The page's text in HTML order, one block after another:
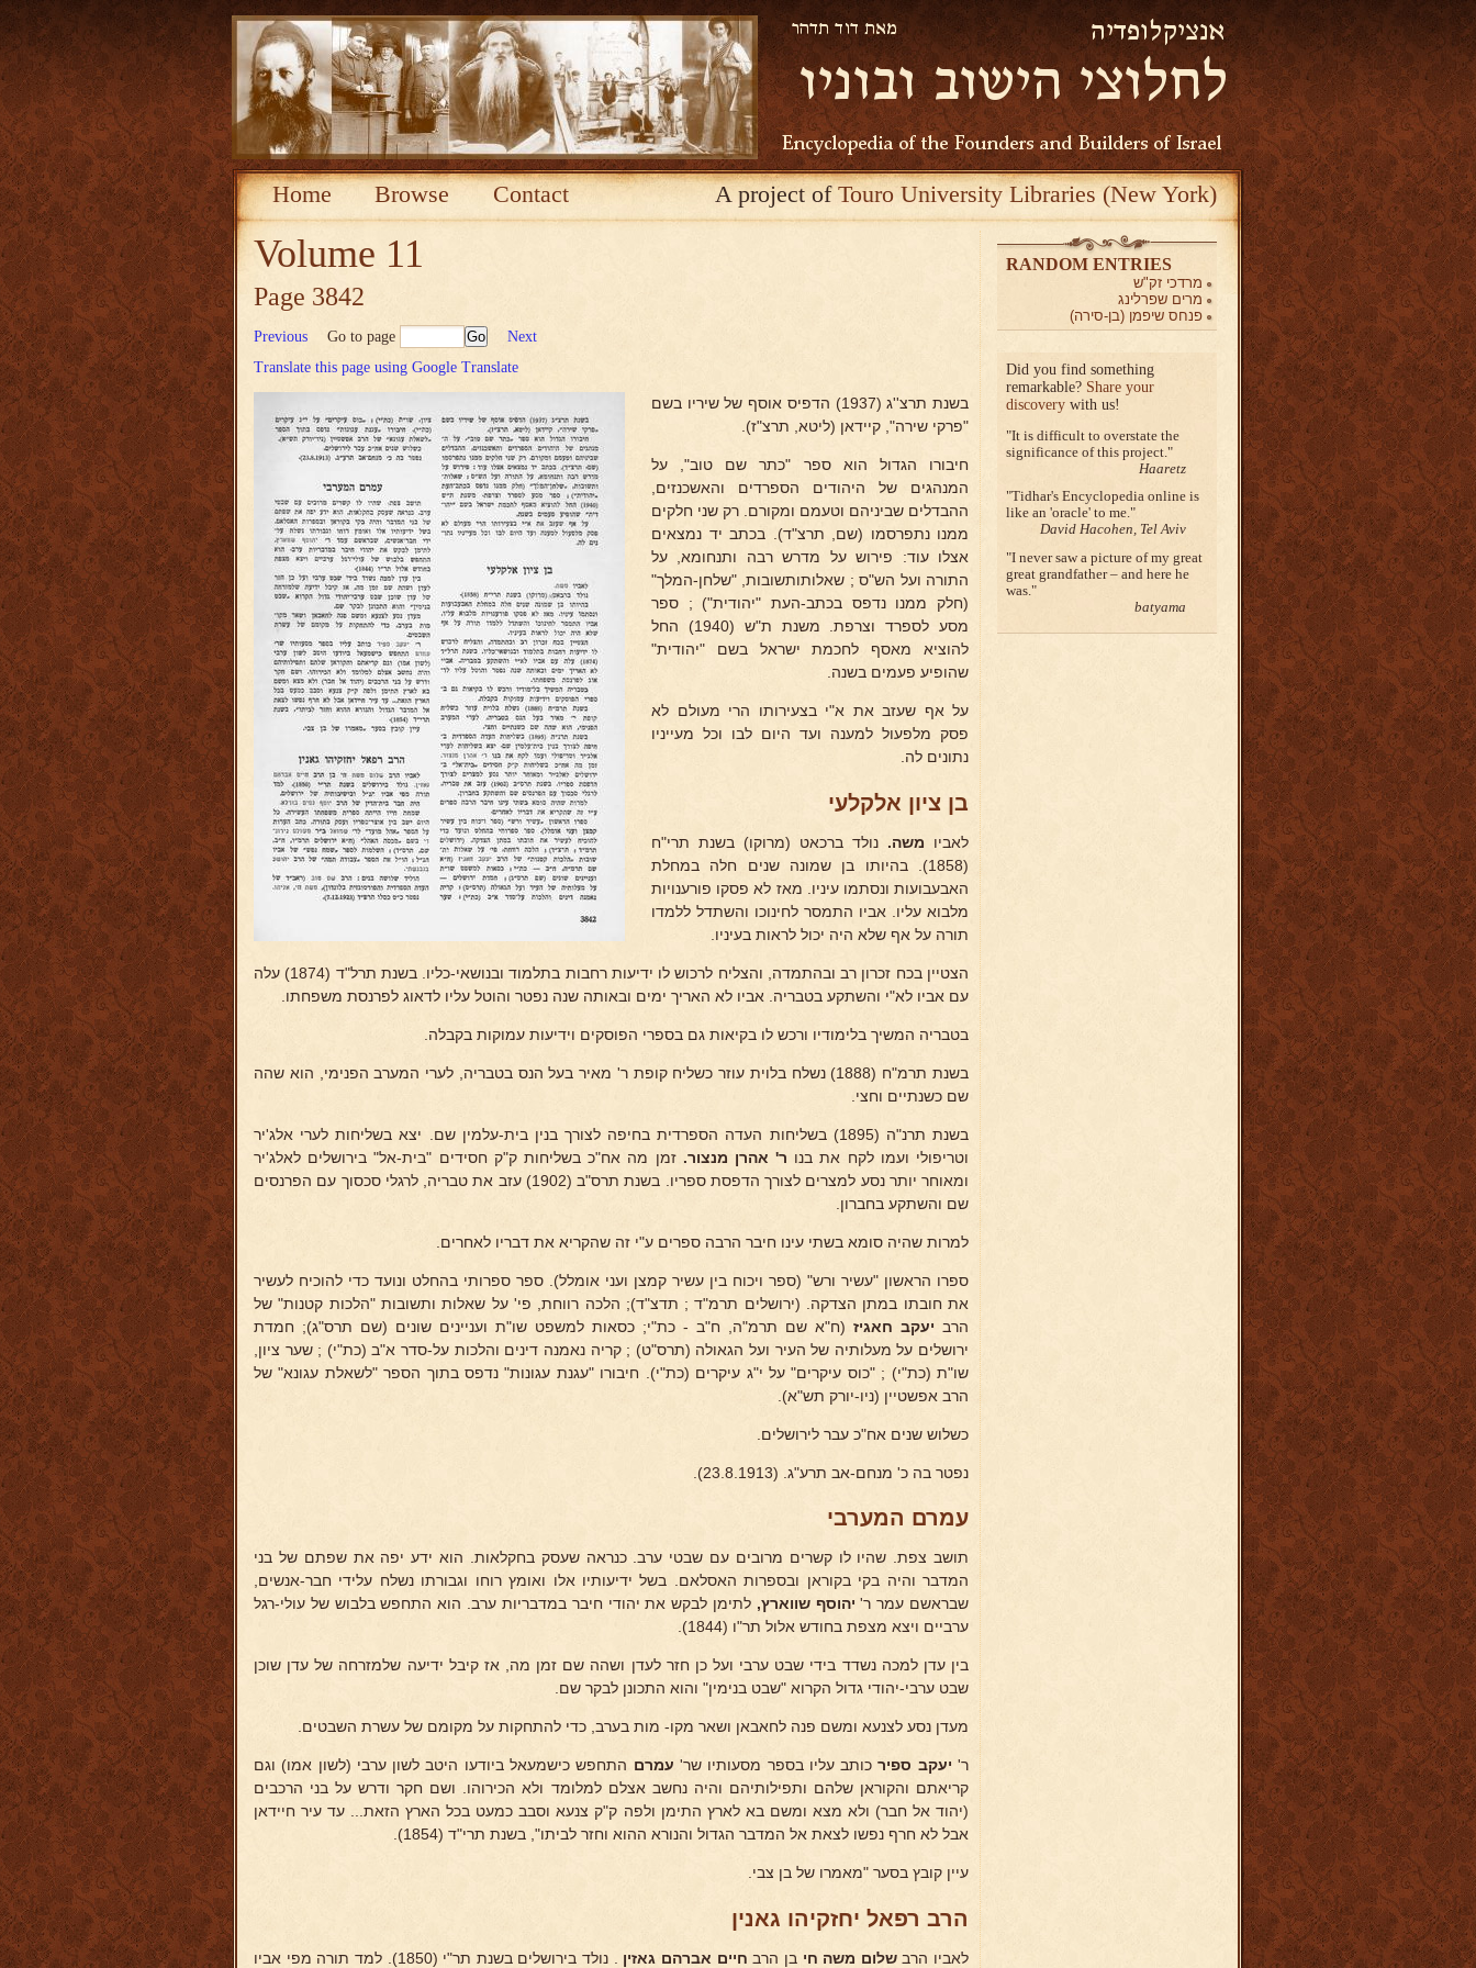
Home Browse Contact A project ofTouro University Libraries (New York)
Volume 11
Page 3842
Previous Go to page
Next
Translate this page using Google Translate
בשנת תרצ''ג (1937) הדפיס אוסף של שיריו בשם
"פרקי שירה", קיידאן (ליטא, תרצ"ז).
חיבורו הגדול הוא ספר "כתר שם טוב", על
המנהגים של היהודים הספרדים והאשכנזים,
ההבדלים שביניהם וטעמם ומקורם. רק שני חלקים
ממנו נתפרסמו (שם, תרצ"ד). בכתב יד נמצאים
אצלו עוד: פירוש על מדרש רבה ותנחומא, על
התורה ועל הש"ס ; שאלותותשובות, "שלחן-המלך"
(חלק ממנו נדפס בכתב-העת "יהודית") ; ספר
מסע לספרד וצרפת. משנת ת"ש (1940) החל
להוציא מאסף לחכמת ישראל בשם "יהודית"
שהופיע פעמים בשנה.
על אף שעזב את א"י בצעירותו הרי מעולם לא
פסק מלפעול למענה ועד היום לבו וכל מעייניו
נתונים לה.
בן ציון אלקלעי
לאביו משה. נולד ברכאט (מרוקו) בשנת תרי"ח
(1858). בהיותו בן שמונה שנים חלה במחלת
האבעבועות ונסתמו עיניו. מאז לא פסקו פורענויות
מלבוא עליו. אביו התמסר לחינוכו והשתדל ללמדו
תורה על אף שלא היה יכול לראות בעיניו.
הצטיין בכח זכרון רב ובהתמדה, והצליח לרכוש לו ידיעות רחבות בתלמוד ובנושאי-כליו. בשנת תרל"ד (1874) עלה
עם אביו לא"י והשתקע בטבריה. אביו לא האריך ימים ובאותה שנה נפטר והוטל עליו לדאוג לפרנסת משפחתו.
בטבריה המשיך בלימודיו ורכש לו בקיאות גם בספרי הפוסקים וידיעות עמוקות בקבלה.
בשנת תרמ"ח (1888) נשלח בלוית עוזר כשליח קופת ר' מאיר בעל הנס בטבריה, לערי המערב הפנימי, הוא שהה
שם כשנתיים וחצי.
בשנת תרנ"ה (1895) בשליחות העדה הספרדית בחיפה לצורך בנין בית-עלמין שם. יצא בשליחות לערי אלג'יר
וטריפולי ועמו לקח את בנו ר' אהרן מנצור. זמן מה אח"כ בשליחות ק"ק חסידים "בית-אל" בירושלים לאלג'יר
ומאוחר יותר נסע למצרים לצורך הדפסת ספריו. בשנת תרס"ב (1902) עזב את טבריה, לרגלי סכסוך עם הפרנסים
שם והשתקע בחברון.
למרות שהיה סומא בשתי עינו חיבר הרבה ספרים ע"י זה שהקריא את דבריו לאחרים.
ספרו הראשון "עשיר ורש" (ספר ויכוח בין עשיר קמצן ועני אומלל). ספר ספרותי בהחלט ונועד כדי להוכיח לעשיר
את חובתו במתן הצדקה. (ירושלים תרמ"ד ; תדצ"ד); הלכה רווחת, פי' על שאלות ותשובות "הלכות קטנות" של
הרב יעקב חאגיז (ח"א שם תרמ"ה, ח"ב - כת"י; כסאות למשפט שו"ת ועניינים שונים (שם תרס"ג); חמדת
ירושלים על מעלותיה של העיר ועל הגאולה (תרס"ט) ; קריה נאמנה דינים והלכות על-סדר א"ב (כת"י) ; שער ציון,
שו"ת (כת"י) ; "כוס עיקרים" על י"ג עיקרים (כת"י). חיבורו "עגנת עגונות" נדפס בתוך הספר "לשאלת עגונא" של
הרב אפשטיין (ניו-יורק תש"א).
כשלוש שנים אח"כ עבר לירושלים.
נפטר בה כ' מנחם-אב תרע"ג. (23.8.1913).
עמרם המערבי
תושב צפת. שהיו לו קשרים מרובים עם שבטי ערב. כנראה שעסק בחקלאות. הוא ידע יפה את שפתם של בני
המדבר והיה בקי בקוראן ובספרות האסלאם. בשל ידיעותיו אלו ואומץ רוחו וגבורתו נשלח עלידי חבר-אנשים,
שבראשם עמר ר'יהוסף שווארץ, לתימן לבקש את יהודי חיבר במדבריות ערב. הוא התחפש בלבוש של עולי-רגל
ערביים ויצא מצפת בחודש אלול תר"ו (1844).
בין עדן למכה נשדד בידי שבט ערבי ועל כן חזר לעדן ושהה שם זמן מה, אז קיבל ידיעה שלמזרחה של עדן שוכן
שבט ערבי-יהודי גדול הקרוא "שבט בנימין" והוא התכונן לבקר שם.
מעדן נסע לצנעא ומשם פנה לחאבאן ושאר מקו- מות בערב, כדי להתחקות על מקומם של עשרת השבטים.
ר' יעקב ספירכותב עליו בספר מסעותיו שר' עמרם התחפש כישמעאל ביודעו היטב לשון ערבי (לשון אמו) וגם
קריאתם והקוראן שלהם ותפילותיהם והיה נחשב אצלם למלומד ולא הכירוהו. ושם חקר ודרש על בני הרכבים
(יהוד אל חבר) ולא מצא ומשם בא לארץ התימן ולפה ק"ק צנעא וסבב כמעט בכל הארץ הזאת... עד עיר חיידאן
אבל לא חרף נפשו לצאת אל המדבר הגדול והנורא ההוא וחזר לביתו", בשנת תרי"ד (1854).
עיין קובץ בסער "מאמרו של בן צבי.
הרב רפאל יחזקיהו גאנין
לאביו הרבשלום משה חי בן הרב חיים אברהם גאזין . נולד בירושלים בשנת תר"י (1850). למד תורה מפי אביו
RANDOM ENTRIES
מרדכי זק"ש
מרים שפרלינג
פנחס שיפמן (בן-סירה)
Did you find something
remarkable? Share your
discovery with us!
It is difficult to overstate the
significance of this project.
Haaretz
Tidhar's Encyclopedia online is
like an 'oracle' to me.
David Hacohen, Tel Aviv
I never saw a picture of my great
great grandfather – and here he
was.
batyama